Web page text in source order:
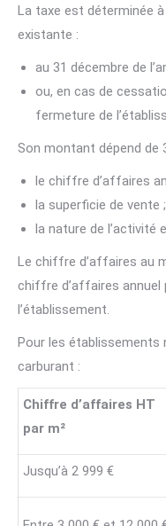
La taxe est déterminée
existante :
au 31 décembre de
ou, en cas de
fermeture de
Son montant dépend de
le chiffre d’affaires
la superficie de vente ;
la nature de l’activité
Le chiffre d’affaires au
chiffre d’affaires annuel
l’établissement.
Pour les établissements
carburant :
Chiffre d’affaires HT
par m²
Jusqu’à 2 999 €